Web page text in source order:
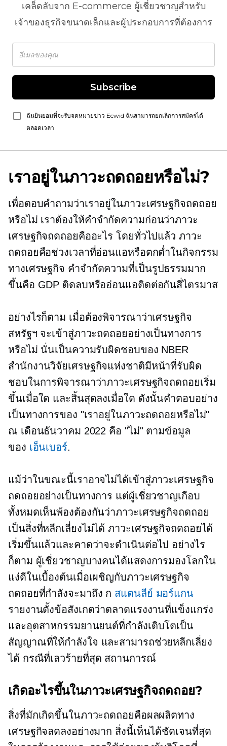
เคล็ดลับจาก E-commerce ผู้เชี่ยวชาญสำหรับ
เจ้าของธุรกิจขนาดเล็กและผู้ประกอบการที่ต้องการ
Subscribe
ฉันยินยอมที่จะรับจดหมายข่าว Ecwid ฉันสามารถยกเลิกการสมัครได้
ตลอดเวลา
เราอยู่ในภาวะถดถอยหรือไม่?
เพื่อตอบคำถามว่าเราอยู่ในภาวะเศรษฐกิจถดถอย
หรือไม่ เราต้องให้คำจำกัดความก่อนว่าภาวะ
เศรษฐกิจถดถอยคืออะไร โดยทั่วไปแล้ว ภาวะ
ถดถอยคือช่วงเวลาที่อ่อนแอหรือตกต่ำในกิจกรรม
ทางเศรษฐกิจ คำจำกัดความที่เป็นรูปธรรมมาก
ขึ้นคือ GDP ติดลบหรืออ่อนแอติดต่อกันสี่ไตรมาส
อย่างไรก็ตาม เมื่อต้องพิจารณาว่าเศรษฐกิจ
สหรัฐฯ จะเข้าสู่ภาวะถดถอยอย่างเป็นทางการ
หรือไม่ นั่นเป็นความรับผิดชอบของ NBER
สำนักงานวิจัยเศรษฐกิจแห่งชาติมีหน้าที่รับผิด
ชอบในการพิจารณาว่าภาวะเศรษฐกิจถดถอยเริ่ม
ขึ้นเมื่อใด และสิ้นสุดลงเมื่อใด ดังนั้นคำตอบอย่าง
เป็นทางการของ "เราอยู่ในภาวะถดถอยหรือไม่"
ณ เดือนธันวาคม 2022 คือ "ไม่" ตามข้อมูล
ของ เอ็นเบอร์.
แม้ว่าในขณะนี้เราอาจไม่ได้เข้าสู่ภาวะเศรษฐกิจ
ถดถอยอย่างเป็นทางการ แต่ผู้เชี่ยวชาญเกือบ
ทั้งหมดเห็นพ้องต้องกันว่าภาวะเศรษฐกิจถดถอย
เป็นสิ่งที่หลีกเลี่ยงไม่ได้ ภาวะเศรษฐกิจถดถอยได้
เริ่มขึ้นแล้วและคาดว่าจะดำเนินต่อไป อย่างไร
ก็ตาม ผู้เชี่ยวชาญบางคนได้แสดงการมองโลกใน
แง่ดีในเบื้องต้นเมื่อเผชิญกับภาวะเศรษฐกิจ
ถดถอยที่กำลังจะมาถึง ก สแตนลีย์ มอร์แกน
รายงานตั้งข้อสังเกตว่าตลาดแรงงานที่แข็งแกร่ง
และอุตสาหกรรมยานยนต์ที่กำลังเติบโตเป็น
สัญญาณที่ให้กำลังใจ และสามารถช่วยหลีกเลี่ยง
ได้ กรณีที่เลวร้ายที่สุด สถานการณ์
เกิดอะไรขึ้นในภาวะเศรษฐกิจถดถอย?
สิ่งที่มักเกิดขึ้นในภาวะถดถอยคือผลผลิตทาง
เศรษฐกิจลดลงอย่างมาก สิ่งนี้เห็นได้ชัดเจนที่สุด